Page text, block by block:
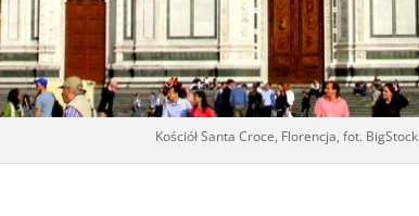
Kościół Santa Croce, Florencja, fot. BigStock